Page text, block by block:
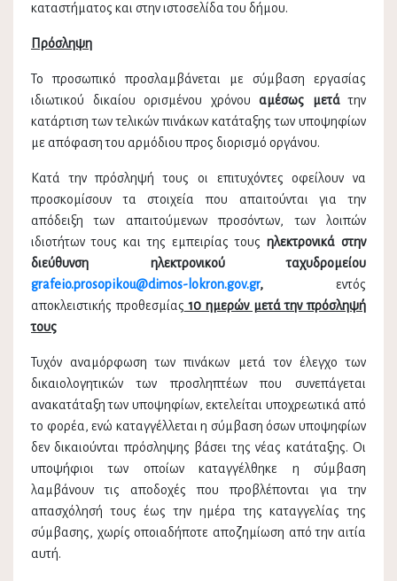
καταστήματος και στην ιστοσελίδα του δήμου.
Πρόσληψη
Το προσωπικό προσλαμβάνεται με σύμβαση εργασίας
ιδιωτικού δικαίου ορισμένου χρόνου αμέσως μετάτην
κατάρτιση των τελικών πινάκων κατάταξης των υποψηφίων
με απόφαση του αρμόδιου προς διορισμό οργάνου.
Κατά την πρόσληψή τους οι επιτυχόντες οφείλουν να
προσκομίσουν τα στοιχεία που απαιτούνται για την
απόδειξη των απαιτούμενων προσόντων, των λοιπών
ιδιοτήτων τους και της εμπειρίας τους ηλεκτρονικά στην
διεύθυνση ηλεκτρονικού ταχυδρομείου
grafeio.prosopikou@dimos-lokron.gov.gr, εντός
αποκλειστικής προθεσμίας 10 ημερών μετά την πρόσληψή
τους
Τυχόν αναµόρφωση των πινάκων μετά τον έλεγχο των
δικαιολογητικών των προσληπτέων που συνεπάγεται
ανακατάταξη των υποψηφίων, εκτελείται υποχρεωτικά από
το φορέα, ενώ καταγγέλλεται η σύμβαση όσων υποψηφίων
δεν δικαιούνται πρόσληψης βάσει της νέας κατάταξης. Οι
υποψήφιοι των οποίων καταγγέλθηκε η σύμβαση
λαμβάνουν τις αποδοχές που προβλέπονται για την
απασχόλησή τους έως την ημέρα της καταγγελίας της
σύμβασης, χωρίς οποιαδήποτε αποζημίωση από την αιτία
αυτή.